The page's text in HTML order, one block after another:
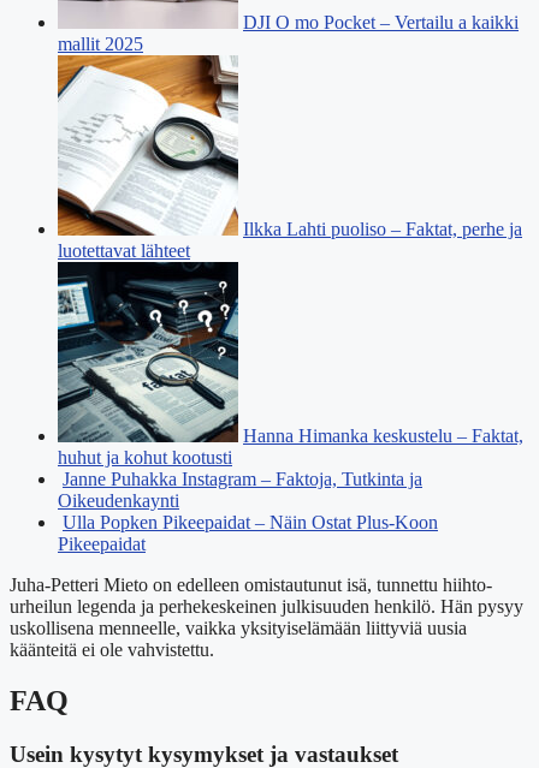
DJI O mo Pocket – Vertailu a kaikki
mallit 2025
Ilkka Lahti puoliso – Faktat, perhe ja
luotettavat lähteet
Hanna Himanka keskustelu – Faktat,
huhut ja kohut kootusti
Janne Puhakka Instagram – Faktoja, Tutkinta ja
Oikeudenkaynti
Ulla Popken Pikeepaidat – Näin Ostat Plus-Koon
Pikeepaidat
Juha-Petteri Mieto on edelleen omistautunut isä, tunnettu hiihto-
urheilun legenda ja perhekeskeinen julkisuuden henkilö. Hän pysyy
uskollisena menneelle, vaikka yksityiselämään liittyviä uusia
käänteitä ei ole vahvistettu.
FAQ
Usein kysytyt kysymykset ja vastaukset